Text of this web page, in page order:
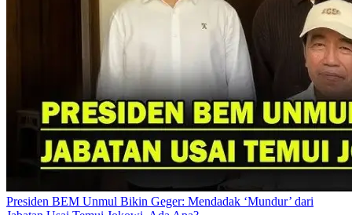
Presiden BEM Unmul Bikin Geger: Mendadak ‘Mundur’ dari